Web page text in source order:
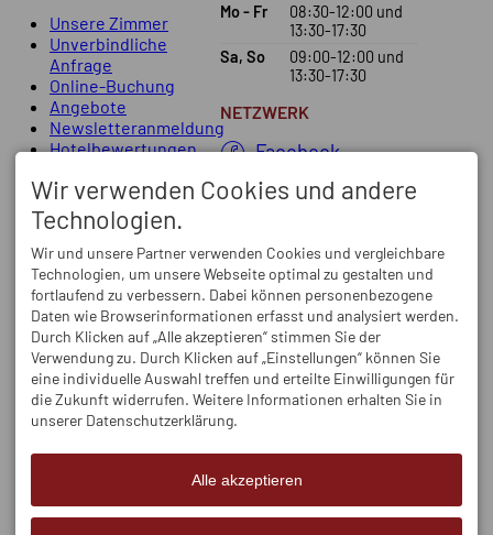
Unsere Zimmer
Unverbindliche
Anfrage
Online-Buchung
Angebote
Newsletteranmeldung
Hotelbewertungen
Mo - Fr 08:30-12:00 und
13:30-17:30
Sa, So
09:00-12:00 und
13:30-17:30
NETZWERK
Facebook
Instagram
Wir verwenden Cookies und andere
Technologien.
Wir und unsere Partner verwenden Cookies und vergleichbare
Technologien, um unsere Webseite optimal zu gestalten und
fortlaufend zu verbessern. Dabei können personenbezogene
Daten wie Browserinformationen erfasst und analysiert werden.
Durch Klicken auf „Alle akzeptieren“ stimmen Sie der
Verwendung zu. Durch Klicken auf „Einstellungen“ können Sie
eine individuelle Auswahl treffen und erteilte Einwilligungen für
die Zukunft widerrufen. Weitere Informationen erhalten Sie in
unserer Datenschutzerklärung.
Alle akzeptieren